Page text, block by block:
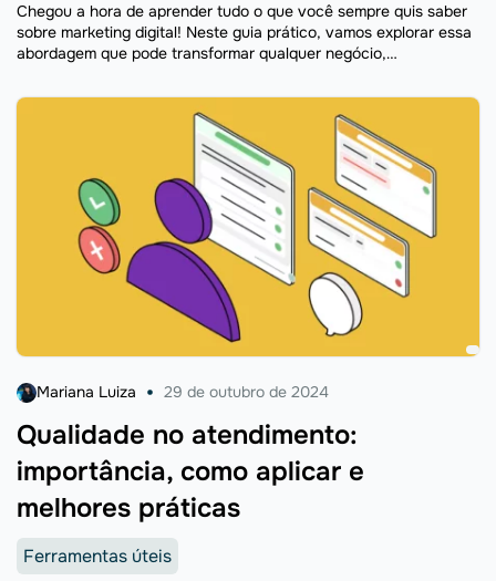
Chegou a hora de aprender tudo o que você sempre quis saber
sobre marketing digital! Neste guia prático, vamos explorar essa
abordagem que pode transformar qualquer negócio,
...
Qualidade no atendimento:
importância, como aplicar e
melhores práticas
Mariana Luiza 29 de outubro de 2024
Ferramentas úteis